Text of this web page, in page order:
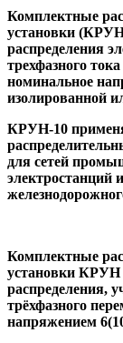
Комплектные
установки
распределения
трехфазного
номинальное
изолированной
КРУН-10
для сетей
электростанций
Комплектные
установки КРУН
распределения,
трёхфазного
напряжением